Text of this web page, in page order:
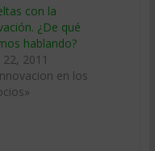
con la
¿De qué
hablando?
2011
en los